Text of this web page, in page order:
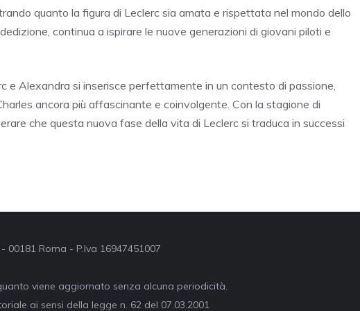
quanto la figura di Leclerc sia amata e rispettata nel mondo dello
continua a ispirare le nuove generazioni di giovani piloti e
e Alexandra si inserisce perfettamente in un contesto di passione,
ancora più affascinante e coinvolgente. Con la stagione di
che questa nuova fase della vita di Leclerc si traduca in successi
Roma - P.Iva 16947451007
viene aggiornato senza alcuna periodicità.
ai sensi della legge n. 62 del 07.03.2001